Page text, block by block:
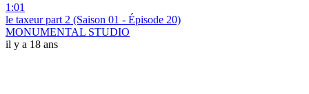
1:01
le taxeur part 2 (Saison 01 - Épisode 20)
MONUMENTAL STUDIO
il y a 18 ans